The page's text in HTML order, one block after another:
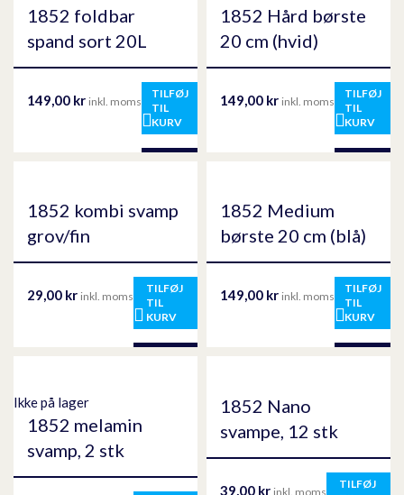
1852 foldbar
spand sort 20L
149,00 kr inkl. moms
TILFØJ
TIL
KURV
1852 Hård børste
20 cm (hvid)
149,00 kr inkl. moms
TILFØJ
TIL
KURV
1852 kombi svamp
grov/fin
29,00 kr inkl. moms
TILFØJ
TIL
KURV
1852 Medium
børste 20 cm (blå)
149,00 kr inkl. moms
TILFØJ
TIL
KURV
Ikke på lager
1852 melamin
svamp, 2 stk
1852 Nano
svampe, 12 stk
39,00 kr inkl. moms
TILFØJ